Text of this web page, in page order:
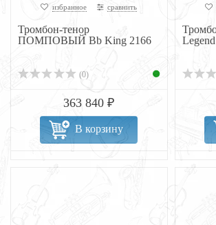
избранное сравнить
Тромбон-тенор
ПОМПОВЫЙ Bb King 2166
(0)
363 840 ₽
В корзину